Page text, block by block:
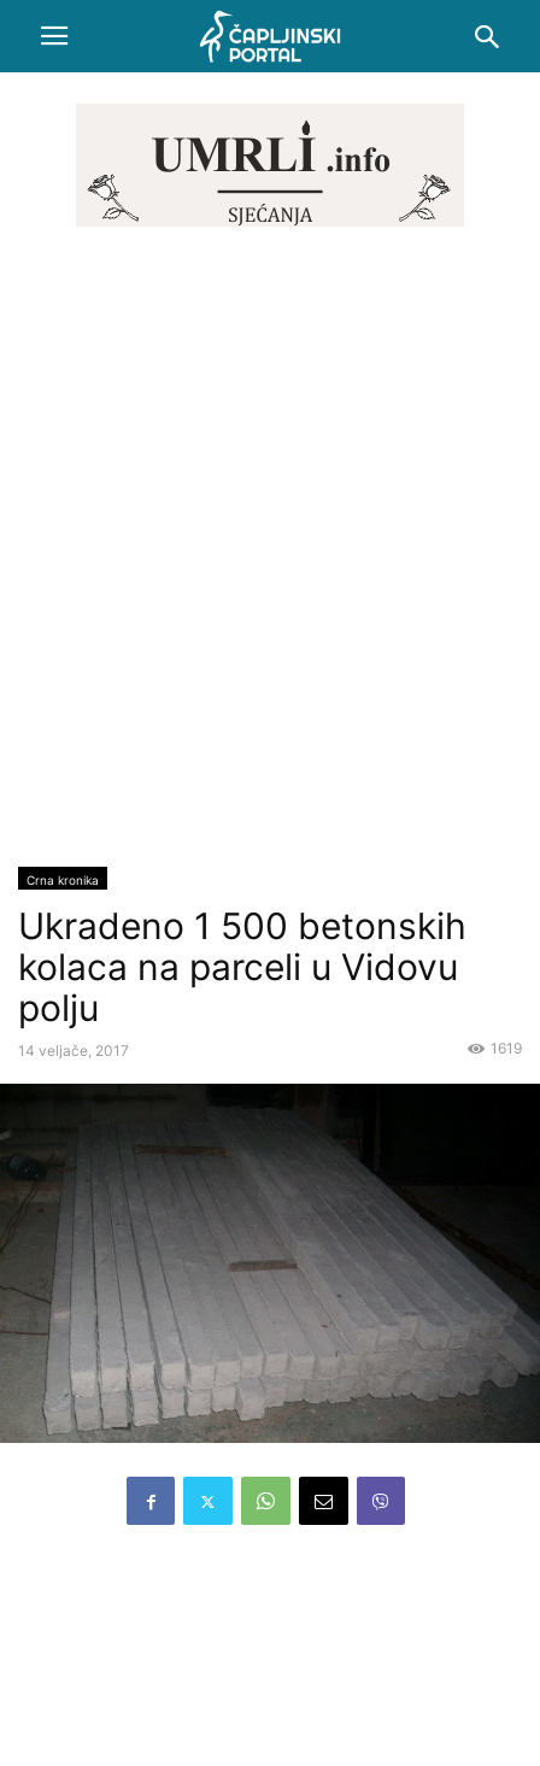
Crna kronika
Ukradeno 1 500 betonskih
kolaca na parceli u Vidovu
polju
14 veljače, 2017 1619